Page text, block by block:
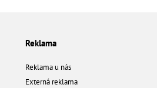
Reklama
Reklama u nás
Externá reklama